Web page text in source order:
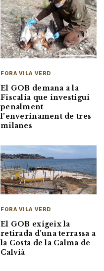
FORA VILA VERD
El GOB demana a la
Fiscalia que investigui
penalment
l’enverinament de tres
milanes
FORA VILA VERD
El GOB exigeix la
retirada d’una terrassa a
la Costa de la Calma de
Calvià